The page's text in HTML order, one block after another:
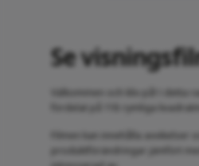
Se
Välkommen och kliv på! I detta
fördelat på 118 rymliga
Filmen kan innehålla avvikelser
produktförändringar jämfört